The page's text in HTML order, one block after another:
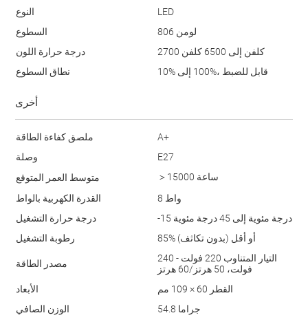
النوع
LED
السطوع
806 لومن
درجة حرارة اللون
2700 كلفن إلى 6500 كلفن
نطاق السطوع
‎10% إلى ‎100%، قابل للضبط
أخرى
ملصق كفاءة الطاقة
A+
وصلة
E27
متوسط العمر المتوقع
＞15000 ساعة
القدرة الكهربية بالواط
8 واط
درجة حرارة التشغيل
-15 درجة مئوية إلى 45 درجة مئوية
رطوبة التشغيل
‎85% أو أقل (بدون تكاثف)
مصدر الطاقة
التيار المتناوب 220 فولت - 240
فولت، 50 هرتز/60 هرتز
الأبعاد
القطر 60 × 109 مم
الوزن الصافي
54.8 جراما